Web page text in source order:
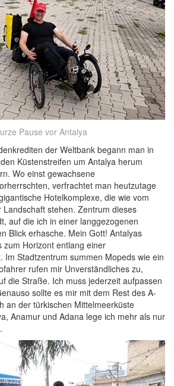
Pause vor Antalya
der Weltbank begann man in
Küstenstreifen um Antalya herum
Wo einst gewachsene
verfrachtet man heutzutage
Hotelkomplexe, die wie vom
Landschaft stehen. Zentrum dieses
auf die ich in einer langgezogenen
Blick erhasche. Mein Gott! Antalyas
zum Horizont entlang einer
Im Stadtzentrum summen Mopeds wie ein
rufen mir Unverständliches zu,
die Straße. Ich muss jederzeit aufpassen
sollte es mir mit dem Rest des A-
an der türkischen Mittelmeerküste
Anamur und Adana lege ich mehr als nur